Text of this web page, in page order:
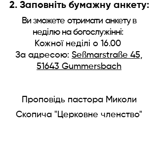
2. Заповніть бумажну анкету:
Ви зможете отримати анкету в
неділю набогослужінні:
Кожної недiлi о 16.00
За адресою: Seßmarstraße 45,
51643 Gummersbach
Проповiдь пастора Миколи
Скопича "Церковне членство"